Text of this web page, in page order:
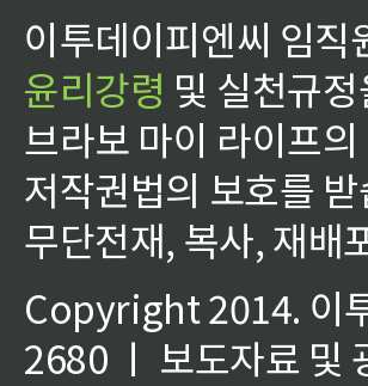
이투데이피엔씨 임
윤리강령 및 실천규
브라보 마이 라이프
저작권법의 보호를
무단전재, 복사, 재배
Copyright 2014. 이
2680 ㅣ 보도자료